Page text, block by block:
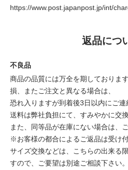
https://www.post.japanpost.jp/int/
返品につ
不良品
商品の品質には万全を期しておりま
損、またご注文と異なる場合は、
恐れ入りますが到着後3日以内にご連
送料は弊社負担にて、すみやかに交
また、同等品が在庫にない場合は、
※お客様の都合によるご返品は受け
サイズ交換などは、こちらの出来る
すので、ご要望は別途ご相談下さい